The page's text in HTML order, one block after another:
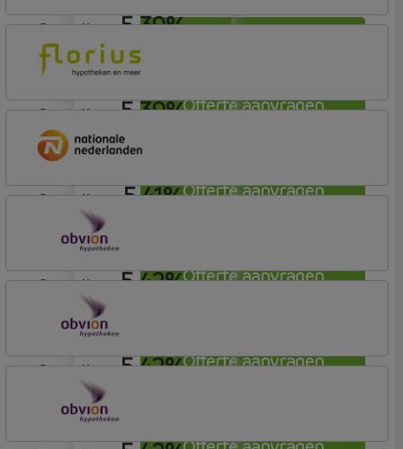
5,39%
Offerte aanvragen
aflosvrij
5,39%
Offerte aanvragen
ABN AMRO Bank
Budget (Incl. Korting)
aflosvrij
5,41%
Offerte aanvragen
Profijt drie + drie
aflosvrij
5,42%
Offerte aanvragen
Nationale-Nederlanden Bank
Nationale Nederlanden
aflosvrij
5,42%
OBVION Hypotheken
Woon Hypotheek
aflosvrij
OBVION Hypotheken
Woon Hypotheek